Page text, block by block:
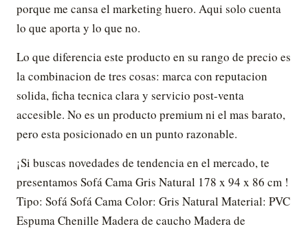
porque me cansa el marketing huero. Aqui solo cuenta
lo que aporta y lo que no.
Lo que diferencia este producto en su rango de precio es
la combinacion de tres cosas: marca con reputacion
solida, ficha tecnica clara y servicio post-venta
accesible. No es un producto premium ni el mas barato,
pero esta posicionado en un punto razonable.
¡Si buscas novedades de tendencia en el mercado, te
presentamos Sofá Cama Gris Natural 178 x 94 x 86 cm !
Tipo: Sofá Sofá Cama Color: Gris Natural Material: PVC
Espuma Chenille Madera de caucho Madera de